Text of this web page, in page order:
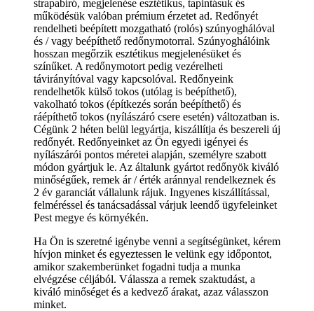
strapabíró, megjelenése esztétikus, tapintásuk és
működésük valóban prémium érzetet ad. Redőnyét
rendelheti beépített mozgatható (rolós) szúnyoghálóval
és / vagy beépíthető redőnymotorral. Szúnyoghálóink
hosszan megőrzik esztétikus megjelenésüket és
színűket. A redőnymotort pedig vezérelheti
távirányítóval vagy kapcsolóval. Redőnyeink
rendelhetők külső tokos (utólag is beépíthető),
vakolható tokos (építkezés során beépíthető) és
ráépíthető tokos (nyílászáró csere esetén) változatban is.
Cégünk 2 héten belül legyártja, kiszállítja és beszereli új
redőnyét. Redőnyeinket az Ön egyedi igényei és
nyílászárói pontos méretei alapján, személyre szabott
módon gyártjuk le. Az általunk gyártot redőnyök kiváló
minőségűek, remek ár / érték aránnyal rendelkeznek és
2 év garanciát vállalunk rájuk. Ingyenes kiszállítással,
felméréssel és tanácsadással várjuk leendő ügyfeleinket
Pest megye és környékén.
Ha Ön is szeretné igénybe venni a segítségünket, kérem
hívjon minket és egyeztessen le velünk egy időpontot,
amikor szakemberünket fogadni tudja a munka
elvégzése céljából. Válassza a remek szaktudást, a
kiváló minőséget és a kedvező árakat, azaz válasszon
minket.